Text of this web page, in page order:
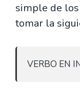
simple de
tomar la
VERBO EN